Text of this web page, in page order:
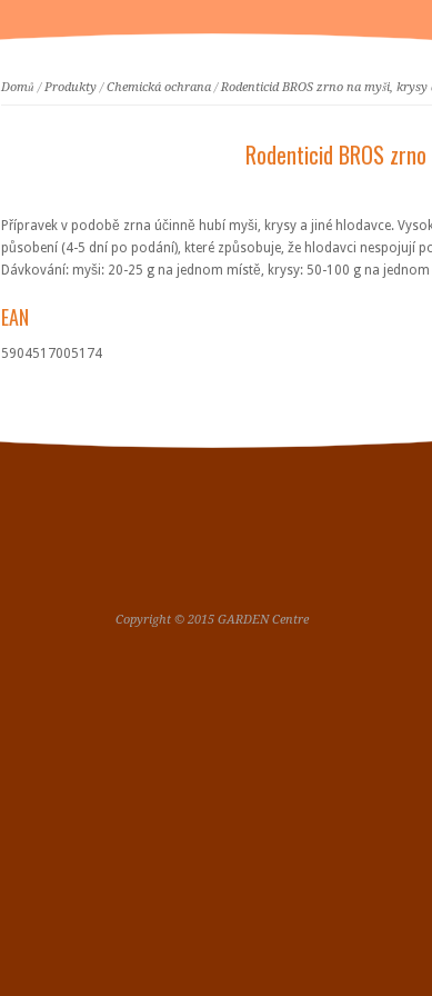
Domů /Produkty/Chemická ochrana/Rodenticid BROS zrno na myši, krysy
Rodenticid BROS
Přípravek v podobě zrna účinně hubí myši, krysy a jiné hlodavce.
působení (4-5 dní po podání), které způsobuje, že hlodavci nespojují
Dávkování: myši: 20-25 g na jednom místě, krysy: 50-100 g na
EAN
5904517005174
Copyright © 2015 GARDEN Centre